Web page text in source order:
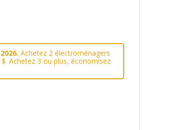
Achetez 2 électroménagers
Achetez 3 ou plus, économisez